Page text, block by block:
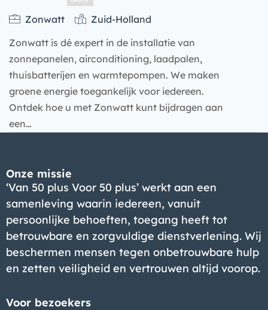
Zonwatt
Zuid-Holland
Zonwatt is dé expert in de installatie van
zonnepanelen, airconditioning, laadpalen,
thuisbatterijen en warmtepompen. We maken
groene energie toegankelijk voor iedereen.
Ontdek hoe u met Zonwatt kunt bijdragen aan
een…
Onze missie
‘Van 50 plus Voor 50 plus’ werkt aan een
samenleving waarin iedereen, vanuit
persoonlijke behoeften, toegang heeft tot
betrouwbare en zorgvuldige dienstverlening. Wij
beschermen mensen tegen onbetrouwbare hulp
en zetten veiligheid en vertrouwen altijd voorop.
Voor bezoekers